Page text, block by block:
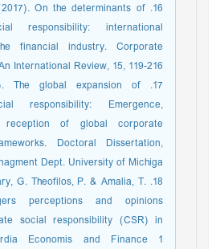
(2017). On the determinants of
responsibility: international
financial industry. Corporate
International Review, 15, 119-216.
The global expansion of
responsibility: Emergence,
reception of global corporate
Doctoral Dissertation,
Dept. University of Michiga.
G. Theofilos, P. & Amalia, T.
perceptions and opinions
social responsibility (CSR) in
Economis and Finance 1